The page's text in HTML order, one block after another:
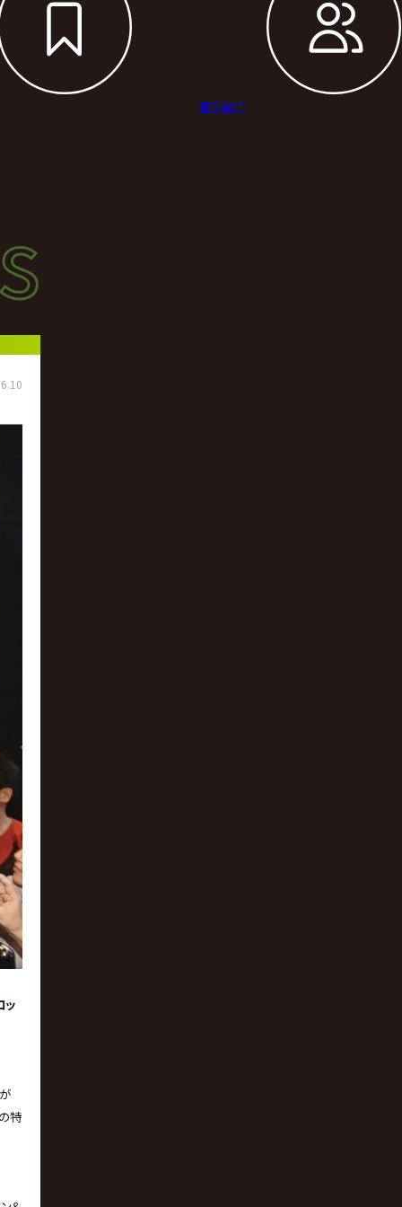
選手紹介
ス
ッ
特